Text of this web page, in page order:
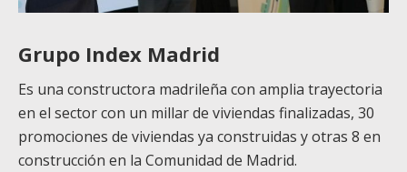
Grupo Index Madrid
Es una constructora madrileña con amplia trayectoria
en el sector con un millar de viviendas finalizadas, 30
promociones de viviendas ya construidas y otras 8 en
construcción en la Comunidad de Madrid.